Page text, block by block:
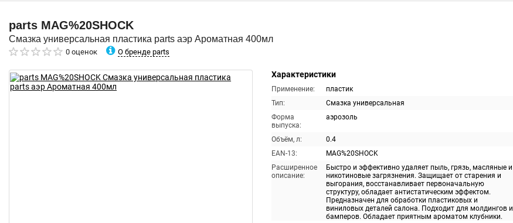
parts MAG%20SHOCK
Смазка универсальная пластика parts аэр Ароматная 400мл
0 оценок О бренде parts
Характеристики
Применение:
пластик
Тип:
Смазка универсальная
Форма
выпуска:
аэрозоль
Объём, л:
0.4
EAN-13:
MAG%20SHOCK
Расширенное
описание:
Быстро и эффективно удаляет пыль, грязь, масляные и
никотиновые загрязнения. Защищает от старения и
выгорания, восстанавливает первоначальную
структуру, обладает антистатическим эффектом.
Предназначен для обработки пластиковых и
виниловых деталей салона. Подходит для молдингов и
бамперов. Обладает приятным ароматом клубники.